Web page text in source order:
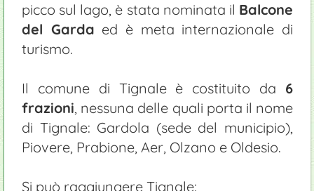
picco sul lago, è stata nominata il Balcone
del Garda ed è meta internazionale di
turismo.
Il comune di Tignale è costituito da 6
frazioni, nessuna delle quali porta il nome
di Tignale: Gardola (sede del municipio),
Piovere, Prabione, Aer, Olzano e Oldesio.
Si può raggiungere Tignale: